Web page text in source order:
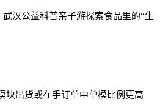
汉公益科普亲子游探索食品里的“生
块出货或在手订单中单模比例更高